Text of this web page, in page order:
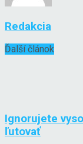
Redakcia
Ďalší článok
Ignorujete
ľutovať